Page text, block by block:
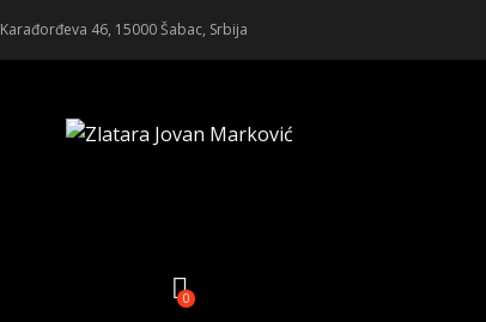
Karađorđeva 46, 15000 Šabac, Srbija
0